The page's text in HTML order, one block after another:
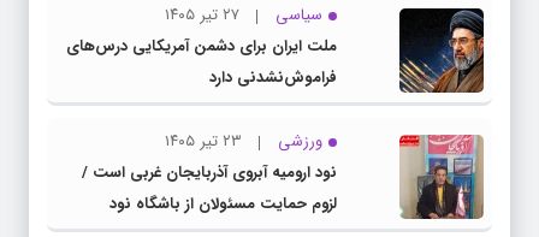
سیاسی
۲۷ تیر ۱۴۰۵
ملت ایران برای دشمن آمریکایی درس‌های
فراموش‌نشدنی دارد
ورزشی
۲۳ تیر ۱۴۰۵
نود ارومیه آبروی آذربایجان غربی است /
لزوم حمایت مسئولان از باشگاه نود